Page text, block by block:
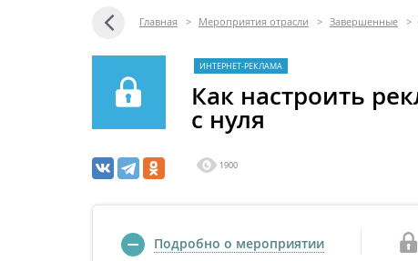
Главная > Мероприятия отрасли > Завершенные >
ИНТЕРНЕТ-РЕКЛАМА
Как настроить
с нуля
1900
Подробно о мероприятии